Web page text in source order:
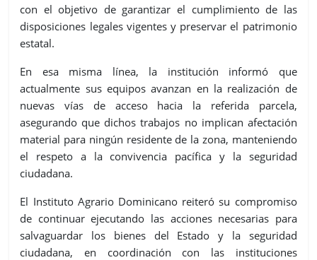
con el objetivo de garantizar el cumplimiento de las
disposiciones legales vigentes y preservar el patrimonio
estatal.
En esa misma línea, la institución informó que
actualmente sus equipos avanzan en la realización de
nuevas vías de acceso hacia la referida parcela,
asegurando que dichos trabajos no implican afectación
material para ningún residente de la zona, manteniendo
el respeto a la convivencia pacífica y la seguridad
ciudadana.
El Instituto Agrario Dominicano reiteró su compromiso
de continuar ejecutando las acciones necesarias para
salvaguardar los bienes del Estado y la seguridad
ciudadana, en coordinación con las instituciones